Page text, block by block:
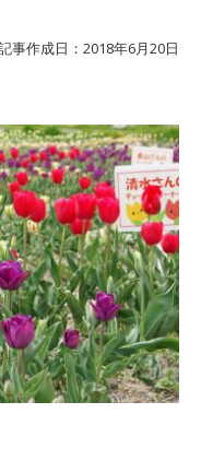
事作成日：2018年6月20日